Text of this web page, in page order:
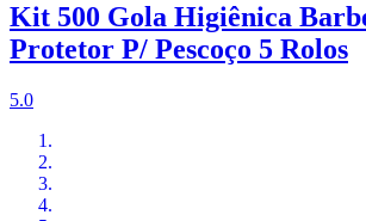
Kit 500 Gola Higiênica
Protetor P/ Pescoço 5 Rolos
5.0